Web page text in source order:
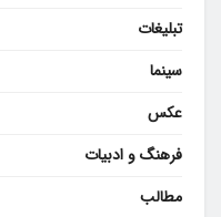
تبلیغات
سینما
عکس
فرهنگ و ادبیات
مطالب